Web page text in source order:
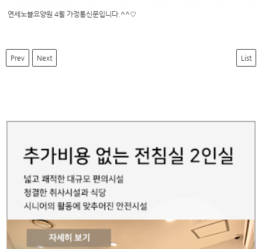
연세노블요양원 4월 가정통신문입니다.^^♡
Prev Next List